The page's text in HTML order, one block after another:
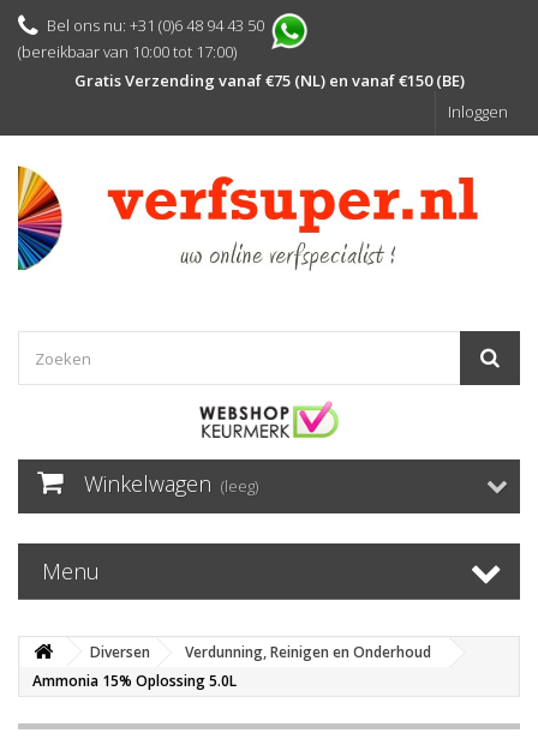
Bel ons nu: +31 (0)6 48 94 43 50
(bereikbaar van 10:00 tot 17:00)
Gratis Verzending vanaf €75 (NL) en vanaf €150 (BE)
Inloggen
Winkelwagen (leeg)
Menu
Diversen
Verdunning, Reinigen en Onderhoud
Ammonia 15% Oplossing 5.0L